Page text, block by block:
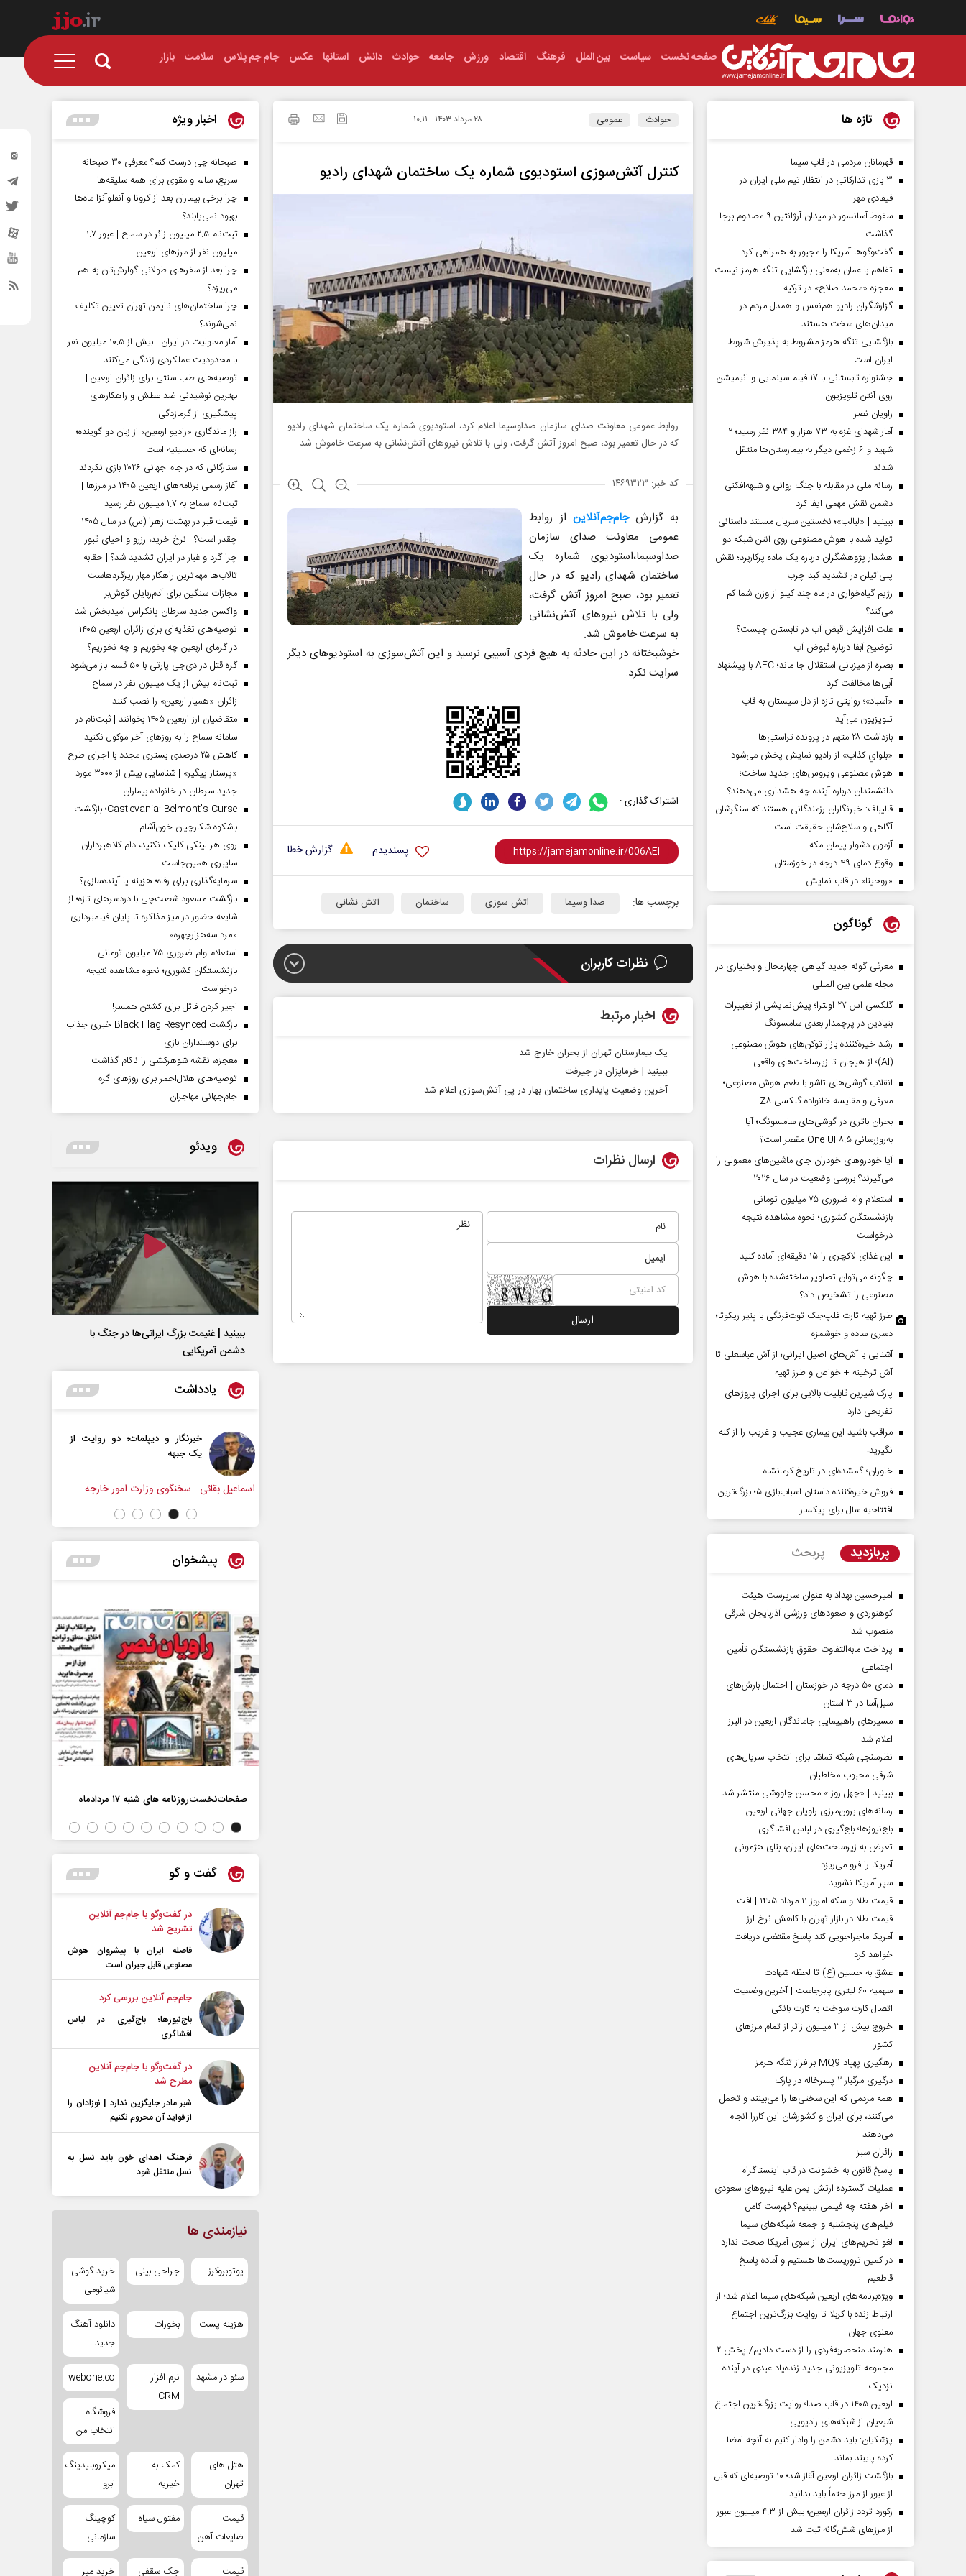
صفحه نخست سیاست بین الملل فرهنگ اقتصاد ورزش جامعه حوادث دانش استانها عکس جام جم پلاس سلامت بازار
حوادث عمومی ۲۸ مرداد ۱۴۰۳ - ۱۰:۱۱
کنترل آتش‌سوزی استودیوی شماره یک ساختمان شهدای رادیو
روابط عمومی معاونت صدای سازمان صداوسیما اعلام کرد، استودیوی شماره یک ساختمان شهدای رادیو
که در حال تعمیر بود، صبح امروز آتش گرفت، ولی با تلاش نیرو‌های آتش‌نشانی به سرعت خاموش شد.
کد خبر: ۱۴۶۹۳۲۳
به گزارشجام‌جم‌آنلاین از روابط
عمومی معاونت صدای سازمان
صداوسیما،استودیوی شماره یک
ساختمان شهدای رادیو که در حال
تعمیر بود، صبح امروز آتش گرفت،
ولی با تلاش نیرو‌های آتش‌نشانی
به سرعت خاموش شد.
خوشبختانه در این حادثه به هیچ فردی آسیبی نرسید و این آتش‌سوزی به استودیو‌های دیگر
سرایت نکرد.
اشتراک گذاری :
گزارش خطا پسندیدم
برچسب ها: صدا وسیما اتش سوزی ساختمان آتش نشانی
نظرات کاربران
اخبار مرتبط
یک بیمارستان تهران از بحران خارج شد
ببینید | خرما‌پزان در جیرفت
آخرین وضعیت پایداری ساختمان بهار در پی آتش‌سوزی اعلام شد
ارسال نظرات
تازه ها
قهرمانان مردمی در قاب سیما
۳ بازی تدارکاتی در انتظار تیم ملی ایران در
فیفادی مهر
سقوط آسانسور در میدان آرژانتین ۹ مصدوم برجا
گذاشت
گفت‌وگوها آمریکا را مجبور به همراهی کرد
تفاهم با عمان به‌معنی بازگشایی تنگه هرمز نیست
معجزه «محمد صلاح» در ترکیه
گزارشگران رادیو هم‌نفس و همدل مردم در
میدان‌های سخت هستند
بازگشایی تنگه هرمز مشروط به پذیرش شروط
ایران است
جشنواره تابستانی با ۱۷ فیلم سینمایی و انیمیشن
روی آنتن تلویزیون
راویان نصر
آمار شهدای غزه به ۷۳ هزار و ۳۸۴ نفر رسید؛ ۲
شهید و ۶ زخمی دیگر به بیمارستان‌ها منتقل
شدند
رسانه ملی در مقابله با جنگ روانی و شبهه‌افکنی
دشمن نقش مهمی ایفا کرد
ببینید | «لبالب»؛ نخستین سریال مستند داستانی
تولید شده با هوش مصنوعی روی آنتن شبکه دو
هشدار پژوهشگران درباره یک ماده پرکاربرد؛ نقش
پلی‌اتیلن در تشدید کبد چرب
رژیم گیاه‌خواری در ماه چند کیلو از وزن شما کم
می‌کند؟
علت افزایش قبض آب در تابستان چیست؟
توضیح آبفا درباره قبوض آب
بصره از میزبانی استقلال جا ماند؛ AFC با پیشنهاد
آبی‌ها مخالفت کرد
«آسباد»؛ روایتی تازه از دل سیستان به قاب
تلویزیون می‌آید
بازداشت ۲۸ متهم در پرونده تراستی‌ها
«بلواي کذاب» از رادیو نمایش پخش می‌شود
هوش مصنوعی ویروس‌های جدید ساخت؛
دانشمندان درباره آینده چه هشداری می‌دهند؟
قالیباف: خبرنگاران رزمندگانی هستند که سنگرشان
آگاهی و سلاح‌شان حقیقت است
آزمون دشوار پیمان مکه
وقوع دمای ۴۹ درجه در خوزستان
«روحینا» در قاب نمایش
گوناگون
معرفی گونه جدید گیاهی چهارمحال و بختیاری در
مجله علمی بین المللی
گلکسی اس ۲۷ اولترا؛ پیش‌نمایشی از تغییرات
بنیادین در پرچمدار بعدی سامسونگ
رشد خیره‌کننده بازار توکن‌های هوش مصنوعی
(AI)؛ از هیجان تا زیرساخت‌های واقعی
انقلاب گوشی‌های تاشو‌ با طعم هوش مصنوعی؛
معرفی و مقایسه خانواده گلکسی Z۸
بحران باتری در گوشی‌های سامسونگ؛ آیا
به‌روزرسانی One UI ۸.۵ مقصر است؟
آیا خودروهای خودران جای ماشین‌های معمولی را
می‌گیرند؟ بررسی وضعیت در سال ۲۰۲۶
استعلام وام ضروری ۷۵ میلیون تومانی
بازنشستگان کشوری؛ نحوه مشاهده نتیجه
درخواست
این غذای لاکچری را ۱۵ دقیقه‌ای آماده کنید
چگونه می‌توان تصاویر ساخته‌شده با هوش
مصنوعی را تشخیص داد؟
طرز تهیه تارت فلپ‌جک توت‌فرنگی با پنیر ریکوتا؛
دسری ساده و خوشمزه
آشنایی با آش‌های اصیل ایرانی؛ از آش عباسعلی تا
آش ترخینه + خواص و طرز تهیه
پارک شیرین قابلیت‌ بالایی برای اجرای پروژهای
تفریحی دارد
مراقب باشید این بیماری عجیب و غریب را از کنه
نگیرید!
خاوران؛ گمشده‌ای در تاریخ کرمانشاه
فروش خیره‌کننده داستان اسباب‌بازی ۵؛ بزرگ‌ترین
افتتاحیه سال برای پیکسار
پربازدید پربحث
امیرحسین بهداد به عنوان سرپرست هیئت
کوهنوردی و صعودهای ورزشی آذربایجان شرقی
منصوب شد
پرداخت مابه‌التفاوت حقوق بازنشستگان تأمین
اجتماعی
دمای ۵۰ درجه در خوزستان | احتمال بارش‌های
سیل‌آسا در ۳ استان
مسیر‌های راهپیمایی جاماندگان اربعین در البرز
اعلام شد
نظرسنجی شبکه تماشا برای انتخاب سریال‌های
شرقی محبوب مخاطبان
ببینید | «چهل روز » محسن چاووشی منتشر شد
رسانه‌های برون‌مرزی راویان جهانی اربعین
باج‌نیوزها؛ باج‌گیری در لباس افشاگری
تعرض به زیرساخت‌های ایران، بنای هژمونی
آمریکا را فرو می‌ریزد
سپر آمریکا نشوید
قیمت طلا و سکه امروز ۱۱ مرداد ۱۴۰۵ | افت
قیمت طلا در بازار تهران با کاهش نرخ ارز
آمریکا ماجراجویی کند پاسخ مقتضی دریافت
خواهد کرد
عشق به حسین (ع) تا لحظه شهادت
سهمیه ۶۰ لیتری پابرجاست | آخرین وضعیت
اتصال کارت سوخت به کارت بانکی
خروج بیش از ۳ میلیون زائر از تمام مرز‌های
کشور
رهگیری پهپاد MQ9 بر فراز تنگه هرمز
درگیری مرگبار ۲ پسرخاله در پارک
همه مردمی که این سختی‌ها را می‌بینند و تحمل
می‌کنند، برای ایران و کشورشان این کاررا انجام
می‌دهند
‌زائران سبز
پاسخ قانون به خشونت در قاب اینستاگرام
عملیات گسترده ارتش یمن علیه نیروهای سعودی
آخر هفته چه فیلمی ببینیم؟ فهرست کامل
فیلم‌های پنجشنبه و جمعه شبکه‌های سیما
لغو تحریم‌های ایران از سوی آمریکا صحت ندارد
در کمین تروریست‌ها هستیم و آماده پاسخ
قاطعیم
ویژه‌برنامه‌های اربعین شبکه‌های سیما اعلام شد؛ از
ارتباط زنده با کربلا تا روایت بزرگ‌ترین اجتماع
معنوی جهان
هنرمند منحصر‌به‌فردی را از دست دادیم/ پخش ۲
مجموعه تلویزیونی جدید زنده‌یاد عبدی در آینده
نزدیک
اربعین ۱۴۰۵ در قاب صدا؛ روایت بزرگ‌ترین اجتماع
شیعیان از شبکه‌های رادیویی
پزشکیان: باید دشمن را وادار کنیم به آنچه امضا
کرده پایبند بماند
بازگشت زائران اربعین آغاز شد؛ ۱۰ توصیه‌ای که قبل
از عبور از مرز حتماً باید بدانید
رکورد تردد زائران اربعین؛ بیش از ۴.۳ میلیون عبور
از مرزهای شش‌گانه ثبت شد
اخبار ویژه
صبحانه چی درست کنم؟ معرفی ۳۰ صبحانه
سریع، سالم و مقوی برای همه سلیقه‌ها
چرا برخی بیماران بعد از کرونا و آنفلوآنزا ماه‌ها
بهبود نمی‌یابند؟
ثبت‌نام ۲.۵ میلیون زائر در سماح | عبور ۱.۷
میلیون نفر از مرز‌های اربعین
چرا بعد از سفرهای طولانی گوارش‌تان به هم
می‌ریزد؟
چرا ساختمان‌های ناایمن تهران تعیین تکلیف
نمی‌شوند؟
آمار معلولیت در ایران | بیش از ۱۰.۵ میلیون نفر
با محدودیت عملکردی زندگی می‌کنند
توصیه‌های طب سنتی برای زائران اربعین |
بهترین نوشیدنی ضد عطش و راهکارهای
پیشگیری از گرمازدگی
راز ماندگاری «رادیو اربعین» از زبان دو گوینده؛
رسانه‌ای که حسینیه است
ستارگانی که در جام جهانی ۲۰۲۶ بازی نکردند
آغاز رسمی برنامه‌های اربعین ۱۴۰۵ در مرز‌ها |
ثبت‌نام سماح به ۱.۷ میلیون نفر رسید
قیمت قبر در بهشت زهرا (س) در سال ۱۴۰۵
چقدر است؟ | نرخ خرید، رزرو و احیای قبور
چرا گرد و غبار در ایران تشدید شد؟ | حقابه
تالاب‌ها مهم‌ترین راهکار مهار ریزگردهاست
مجازات سنگین برای آدم‌ربایان گوش‌بر
واکسن جدید سرطان پانکراس امیدبخش شد
توصیه‌های تغذیه‌ای برای زائران اربعین ۱۴۰۵ |
در گرمای اربعین چه بخوریم و چه نخوریم؟
گره قتل در دی‌جی پارتی با ۵۰ قسم باز می‌شود
ثبت‌نام بیش از یک میلیون نفر در سماح |
زائران «همیار اربعین» را نصب کنند
متقاضیان ارز اربعین ۱۴۰۵ بخوانند | ثبت‌نام در
سامانه سماح را به روز‌های آخر موکول نکنید
کاهش ۲۵ درصدی بستری مجدد با اجرای طرح
«پرستار پیگیر» | شناسایی بیش از ۳۰۰۰ مورد
جدید سرطان در خانواده بیماران
Castlevania: Belmont’s Curse؛ بازگشت
باشکوه شکارچیان خون‌آشام
روی هر لینکی کلیک نکنید، دام کلاهبرداران
سایبری همین‌جاست
سرمایه‌گذاری برای رفاه؛ هزینه یا آینده‌سازی؟
بازگشت مسعود شصت‌چی با دردسر‌های تازه؛ از
شایعه حضور در میز مذاکره تا پایان فیلمبرداری
«مرد سه‌هزارچهره»
استعلام وام ضروری ۷۵ میلیون تومانی
بازنشستگان کشوری؛ نحوه مشاهده نتیجه
درخواست
اجیر کردن قاتل برای کشتن همسر!
بازگشت Black Flag Resynced خبری جذاب
برای دوستداران بازی
معجزه، نقشه شوهرکشی را ناکام گذاشت
توصیه‌های هلال‌احمر برای روز‌های گرم
جام‌جهانی مهاجران
ویدئو
ببینید | غنیمت بزرگ ایرانی‌ها در جنگ با
دشمن آمریکایی
یادداشت
سیاست کلان آمریکا ضدایران
مسائل بین‌الملل
سازمان ملل بی‌بدیل نیست
خبرنگار و دیپلمات؛ دو روایت از
اسماعیل بقائی - سخنگوی وزارت امور خارجه
آیا تفاهم‌نامه حداکثر دستاورد
پیشخوان
صفحات نخست‌روزنامه‌ها‌ی‌چهارشنبه‌۷‌مردادماه
صفحات‌نخست‌روزنامه ها‌ی شنبه ۱۷ مردادماه
گفت و گو
در گفت‌و‌گو با جام‌جم آنلاین
تشریح شد
فاصله ایران با پیشرو‌ان هوش
مصنوعی قابل جبران است
جام‌جم آنلاین بررسی کرد
باج‌نیوزها؛ باج‌گیری در لباس
افشاگری
در گفت‌و‌گو با جام‌جم آنلاین
مطرح شد
شیر مادر جایگزین ندارد | نوزادان را
از فواید آن محروم نکنیم
فرهنگ اهدای خون باید نسل به
نسل منتقل شود
نیازمندی ها
یوتوبروکرز جراحی بینی
خرید گوشی
شیائومی
هزینه پست بخورات
دانلود آهنگ
جدید
سئو در مشهد
نرم افزار
CRM
webone.co
فروشگاه
انتخاب من
هتل های
تهران
کمک به
خیریه
میکروبلیدینگ
ابرو
قیمت
ضایعات آهن
مفتول سیاه
کوچینگ
سازمانی
قیمت جک سقفی خرید میز